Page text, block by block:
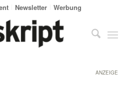
Newsletter Werbung
ANZEIGE